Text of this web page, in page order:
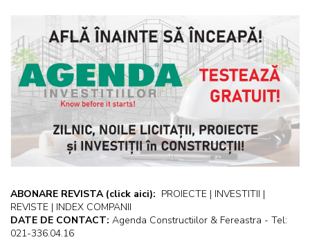
ABONARE REVISTA (click aici): PROIECTE | INVESTITII |
REVISTE | INDEX COMPANII
DATE DE CONTACT: Agenda Constructiilor & Fereastra - Tel:
021-336.04.16